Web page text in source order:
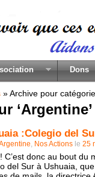
Dons
»Archive pour
:Colegio del
, Nos Actions le 25
C’est donc au bout du
del Sur à Ushuaia,